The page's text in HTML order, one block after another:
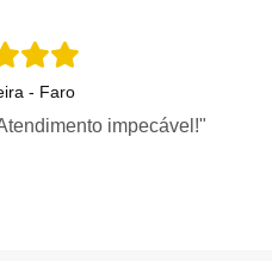
- Faro
impecável!"